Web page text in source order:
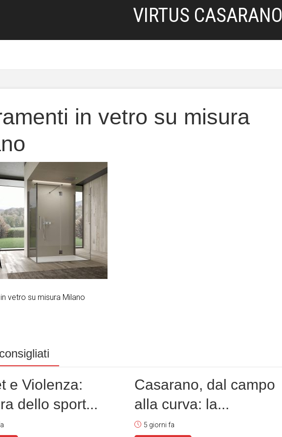
VIRTUS CASARANO
in vetro su misura
vetro su misura Milano
e Violenza:
dello sport...
Casarano, dal campo
alla curva: la...
5 giorni fa